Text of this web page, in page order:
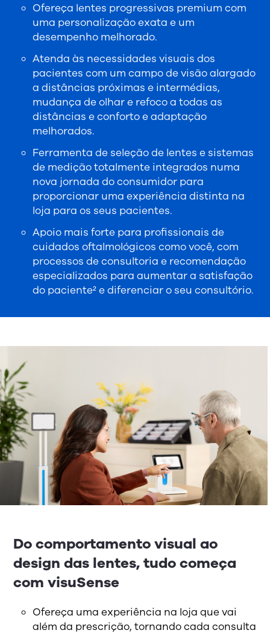
Ofereça lentes progressivas premium com
uma personalização exata e um
desempenho melhorado.
Atenda às necessidades visuais dos
pacientes com um campo de visão alargado
a distâncias próximas e intermédias,
mudança de olhar e refoco a todas as
distâncias e conforto e adaptação
melhorados.
Ferramenta de seleção de lentes e sistemas
de medição totalmente integrados numa
nova jornada do consumidor para
proporcionar uma experiência distinta na
loja para os seus pacientes.
Apoio mais forte para profissionais de
cuidados oftalmológicos como você, com
processos de consultoria e recomendação
especializados para aumentar a satisfação
do paciente² e diferenciar o seu consultório.
Do comportamento visual ao
design das lentes, tudo começa
com visuSense
Ofereça uma experiência na loja que vai
além da prescrição, tornando cada consulta